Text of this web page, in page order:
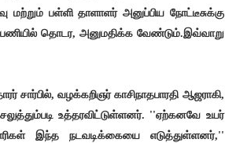
மற்றும் பள்ளி தாளாளர் அனுப்பிய நோட்டீசுக்கு
தொடர, அனுமதிக்க வேண்டும்.இவ்வாறு
வழக்கறிஞர் காசிநாதபாரதி ஆஜராகி,
உத்தரவிட்டுள்ளனர். ''ஏற்கனவே உயர்
இந்த நடவடிக்கையை எடுத்துள்ளனர்,''